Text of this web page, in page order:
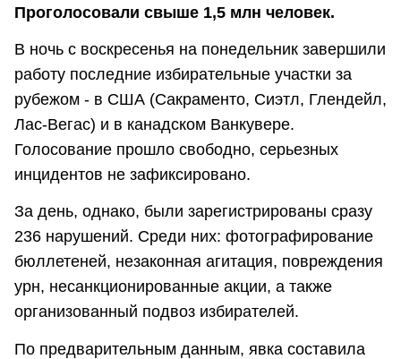
Проголосовали свыше 1,5 млн человек.
В ночь с воскресенья на понедельник завершили
работу последние избирательные участки за
рубежом - в США (Сакраменто, Сиэтл, Глендейл,
Лас-Вегас) и в канадском Ванкувере.
Голосование прошло свободно, серьезных
инцидентов не зафиксировано.
За день, однако, были зарегистрированы сразу
236 нарушений. Среди них: фотографирование
бюллетеней, незаконная агитация, повреждения
урн, несанкционированные акции, а также
организованный подвоз избирателей.
По предварительным данным, явка составила